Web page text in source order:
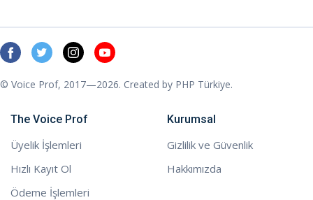
The Voice Prof
Üyelik İşlemleri
Hızlı Kayıt Ol
Ödeme İşlemleri
Kurumsal
Gizlilik ve Güvenlik
Hakkımızda
© Voice Prof, 2017—2026. Created by PHP Türkiye.